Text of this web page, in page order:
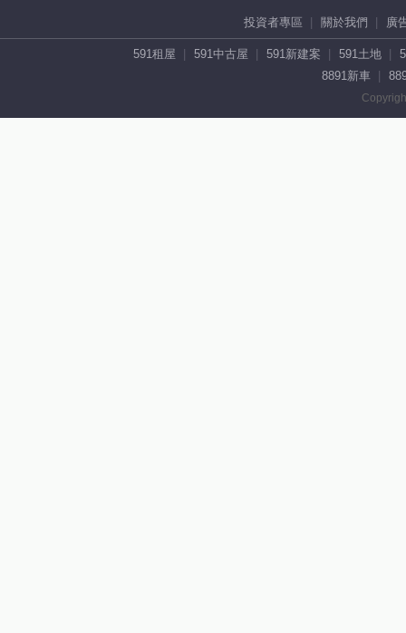
投資者專區 關於我們 廣
591租屋 591中古屋 591新建案 591土地
8891新車